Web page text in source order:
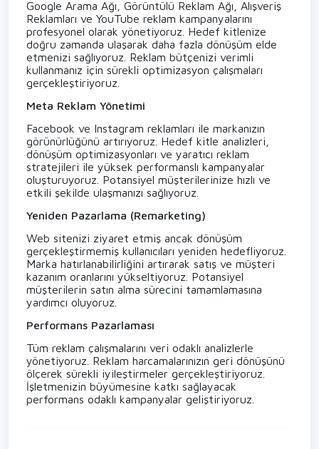
Google Arama Ağı, Görüntülü Reklam Ağı, Alışveriş
Reklamları ve YouTube reklam kampanyalarını
profesyonel olarak yönetiyoruz. Hedef kitlenize
doğru zamanda ulaşarak daha fazla dönüşüm elde
etmenizi sağlıyoruz. Reklam bütçenizi verimli
kullanmanız için sürekli optimizasyon çalışmaları
gerçekleştiriyoruz.
Meta Reklam Yönetimi
Facebook ve Instagram reklamları ile markanızın
görünürlüğünü artırıyoruz. Hedef kitle analizleri,
dönüşüm optimizasyonları ve yaratıcı reklam
stratejileri ile yüksek performanslı kampanyalar
oluşturuyoruz. Potansiyel müşterilerinize hızlı ve
etkili şekilde ulaşmanızı sağlıyoruz.
Yeniden Pazarlama (Remarketing)
Web sitenizi ziyaret etmiş ancak dönüşüm
gerçekleştirmemiş kullanıcıları yeniden hedefliyoruz.
Marka hatırlanabilirliğini artırarak satış ve müşteri
kazanım oranlarını yükseltiyoruz. Potansiyel
müşterilerin satın alma sürecini tamamlamasına
yardımcı oluyoruz.
Performans Pazarlaması
Tüm reklam çalışmalarını veri odaklı analizlerle
yönetiyoruz. Reklam harcamalarınızın geri dönüşünü
ölçerek sürekli iyileştirmeler gerçekleştiriyoruz.
İşletmenizin büyümesine katkı sağlayacak
performans odaklı kampanyalar geliştiriyoruz.